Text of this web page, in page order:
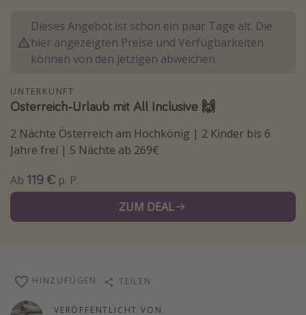
Normandie Urlaub
Goa Urlaub
Kefalonia Urlaub
Tulum Urlaub
Japan Rundreise
Wellnessurlaub
Disneyland Paris
Dieses Angebot ist schon ein paar Tage alt. Die
hier angezeigten Preise und Verfügbarkeiten
können von den jetzigen abweichen.
UNTERKUNFT
Österreich-Urlaub mit All Inclusive 🙌
2 Nächte Österreich am Hochkönig | 2 Kinder bis 6
Jahre frei | 5 Nächte ab 269€
Ab 119 € p. P.
ZUM DEAL
VERÖFFENTLICHT VON
HINZUFÜGEN TEILEN